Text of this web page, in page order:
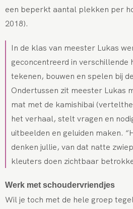
een beperkt aantal plekken per
2018).
In de klas van meester Lukas
geconcentreerd in verschillende
tekenen, bouwen en spelen bij
Ondertussen zit meester Lukas
mat met de kamishibai
het verhaal, stelt vragen en
uitbeelden en geluiden maken.
denken jullie, van dat natte
kleuters doen zichtbaar
Werk met schoudervriendjes
Wil je toch met de hele groep